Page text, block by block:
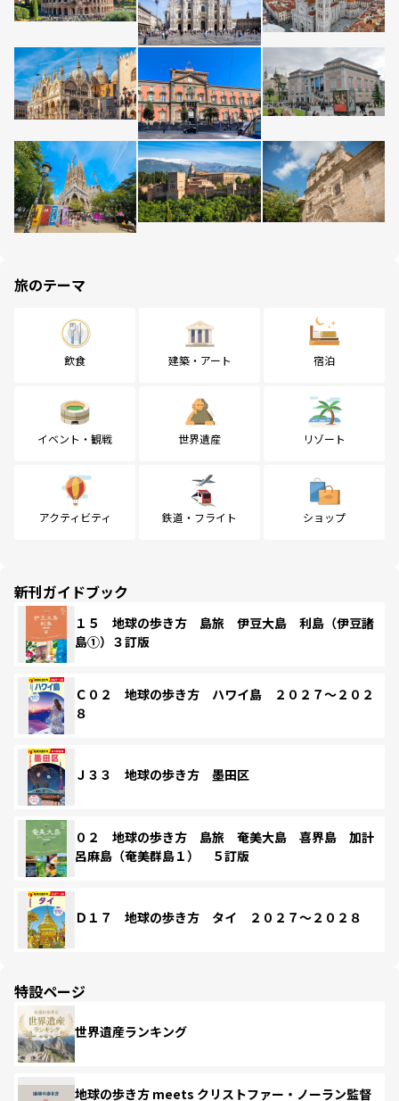
旅のテーマ
飲食 建築・アート 宿泊
イベント・観戦 世界遺産 リゾート
アクティビティ 鉄道・フライト ショップ
新刊ガイドブック
１５ 地球の歩き方 島旅 伊豆大島 利島（伊豆諸
島①）３訂版
Ｃ０２ 地球の歩き方 ハワイ島 ２０２７～２０２
８
Ｊ３３ 地球の歩き方 墨田区
０２ 地球の歩き方 島旅 奄美大島 喜界島 加計
呂麻島（奄美群島１） ５訂版
Ｄ１７ 地球の歩き方 タイ ２０２７～２０２８
特設ページ
世界遺産ランキング
地球の歩き方 meets クリストファー・ノーラン監督